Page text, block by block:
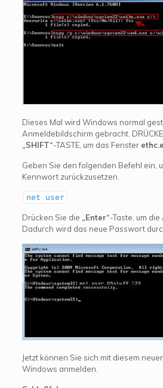
Dieses Mal wird Windows normal
Anmeldebildschirm gebracht.
„SHIFT“-TASTE, um das Fenster
Geben Sie den folgenden Befehl ein,
Kennwort zurückzusetzen.
net user
Drücken Sie die „Enter“-Taste, um
Dadurch wird das neue Passwort
Jetzt können Sie sich mit diesem
Windows anmelden.